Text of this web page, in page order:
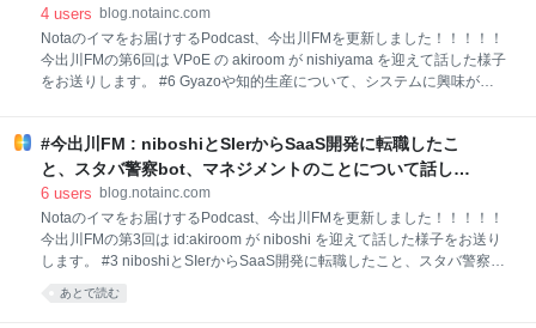
on Spotify Apple Podcasts: ‎今出川FM by Nota on Apple Podcasts
Google Podcats: 今出川FM by Nota Amazon M
4 users blog.notainc.com
Notaのイマをお届けするPodcast、今出川FMを更新しました！！！！！
今出川FMの第6回は VPoE の akiroom が nishiyama を迎えて話した様子
をお送りします。 #6 Gyazoや知的生産について、システムに興味があ
聞いていただければと思います。 Anchor: 今出川FM • A podcast on
Spotify for Podcasters Spotify: 今出川FM | Podcast on Spotify Apple
Podcasts: 今出川FM Podcast - Apple Podcasts Google Podcats: Google
Podcasts はご利用いただけなくなりました Amazon
#今出川FM : niboshiとSIerからSaaS開発に転職したこ
と、スタバ警察bot、マネジメントのことについて話しま
した - Helpfeel Developers' Blog
6 users blog.notainc.com
Notaのイマをお届けするPodcast、今出川FMを更新しました！！！！！
今出川FMの第3回は id:akiroom が niboshi を迎えて話した様子をお送り
します。 #3 niboshiとSIerからSaaS開発に転職したこと、スタバ警察
bot、マネジメントのことについて話しました by 今出川FM by Nota 今出
川FMはSpotifyをはじめ、複数のプラットフォームに配信してますので、
あとで読む